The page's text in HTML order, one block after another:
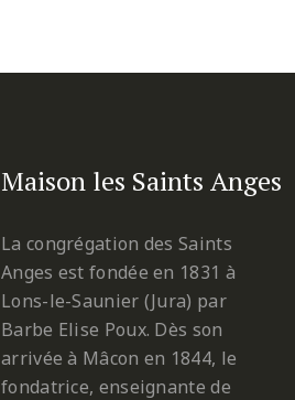
Maison les Saints Anges
La congrégation des Saints
Anges est fondée en 1831 à
Lons-le-Saunier (Jura) par
Barbe Elise Poux. Dès son
arrivée à Mâcon en 1844, le
fondatrice, enseignante de